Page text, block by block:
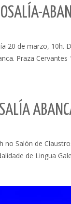
20 de marzo,
Praza
Salón de
de Lingua